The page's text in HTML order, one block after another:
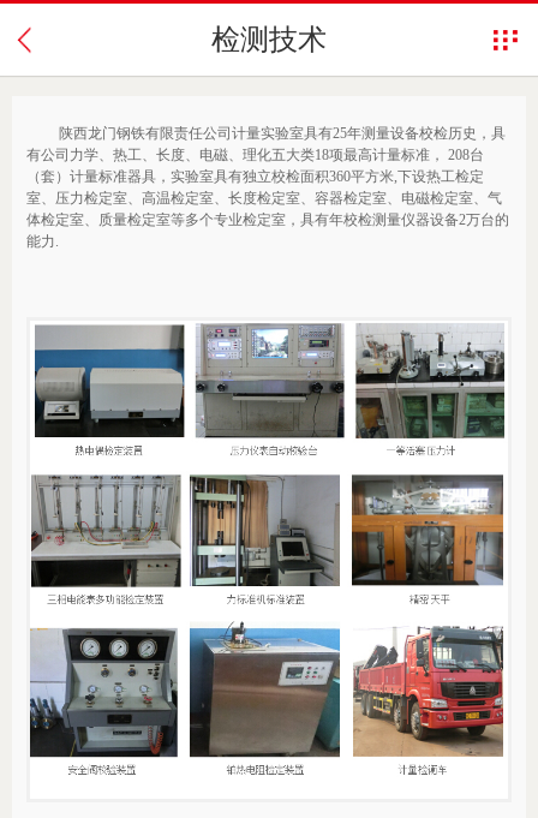
检测技术
陕西龙门钢铁有限责任公司计量实验室具有25年测量设备校检历史，具
有公司力学、热工、长度、电磁、理化五大类18项最高计量标准， 208台
（套）计量标准器具，实验室具有独立校检面积360平方米,下设热工检定
室、压力检定室、高温检定室、长度检定室、容器检定室、电磁检定室、气
体检定室、质量检定室等多个专业检定室，具有年校检测量仪器设备2万台的
能力.